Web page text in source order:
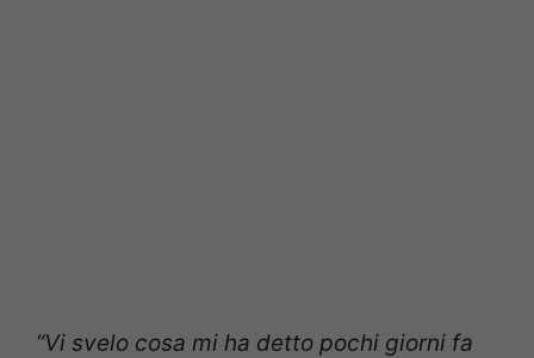
“Vi svelo cosa mi ha detto pochi giorni fa